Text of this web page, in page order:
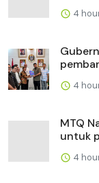
4
4
MTQ
untuk
4